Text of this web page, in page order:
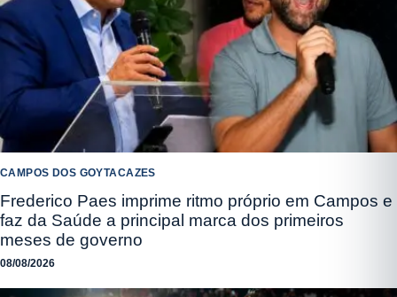
CAMPOS DOS GOYTACAZES
Frederico Paes imprime ritmo próprio em Campos e
faz da Saúde a principal marca dos primeiros
meses de governo
08/08/2026